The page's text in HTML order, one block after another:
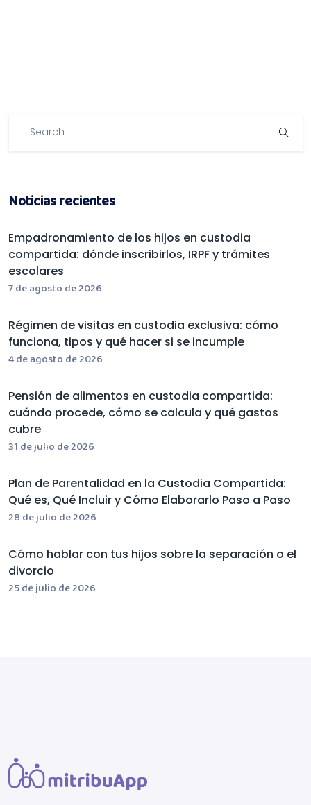
Noticias recientes
Empadronamiento de los hijos en custodia
compartida: dónde inscribirlos, IRPF y trámites
escolares
7 de agosto de 2026
Régimen de visitas en custodia exclusiva: cómo
funciona, tipos y qué hacer si se incumple
4 de agosto de 2026
Pensión de alimentos en custodia compartida:
cuándo procede, cómo se calcula y qué gastos
cubre
31 de julio de 2026
Plan de Parentalidad en la Custodia Compartida:
Qué es, Qué Incluir y Cómo Elaborarlo Paso a Paso
28 de julio de 2026
Cómo hablar con tus hijos sobre la separación o el
divorcio
25 de julio de 2026